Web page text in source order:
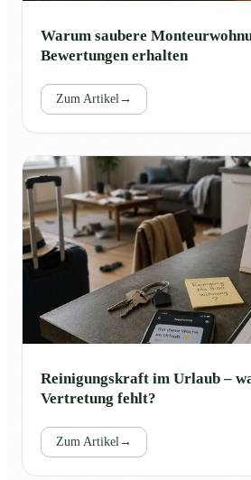
Warum saubere
Bewertungen erhalten
Zum Artikel→
Reinigungskraft im Urlaub –
Vertretung fehlt?
Zum Artikel→